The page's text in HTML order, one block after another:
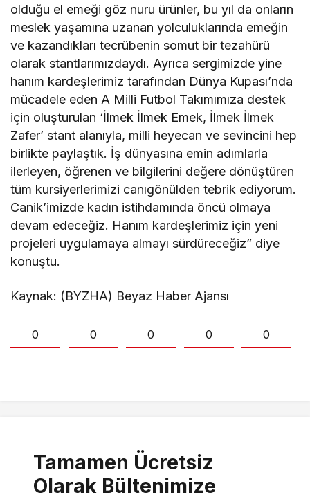
olduğu el emeği göz nuru ürünler, bu yıl da onların
meslek yaşamına uzanan yolculuklarında emeğin
ve kazandıkları tecrübenin somut bir tezahürü
olarak stantlarımızdaydı. Ayrıca sergimizde yine
hanım kardeşlerimiz tarafından Dünya Kupası’nda
mücadele eden A Milli Futbol Takımımıza destek
için oluşturulan ‘İlmek İlmek Emek, İlmek İlmek
Zafer’ stant alanıyla, milli heyecan ve sevincini hep
birlikte paylaştık. İş dünyasına emin adımlarla
ilerleyen, öğrenen ve bilgilerini değere dönüştüren
tüm kursiyerlerimizi canıgönülden tebrik ediyorum.
Canik’imizde kadın istihdamında öncü olmaya
devam edeceğiz. Hanım kardeşlerimiz için yeni
projeleri uygulamaya almayı sürdüreceğiz” diye
konuştu.
Kaynak: (BYZHA) Beyaz Haber Ajansı
0 0 0 0 0
Tamamen Ücretsiz
Olarak Bültenimize